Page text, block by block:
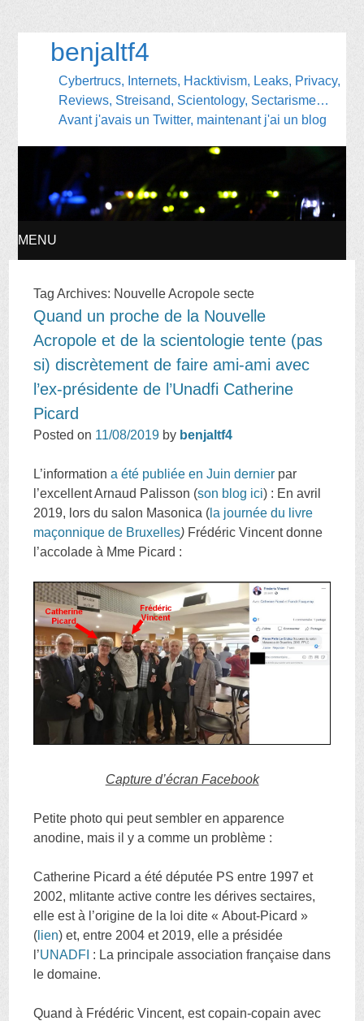
benjaltf4
Cybertrucs, Internets, Hacktivism, Leaks, Privacy,
Reviews, Streisand, Scientology, Sectarisme…
Avant j'avais un Twitter, maintenant j'ai un blog
MENU
TO
CONTENT
Tag Archives: Nouvelle Acropole secte
Quand un proche de la Nouvelle
Acropole et de la scientologie tente (pas
si) discrètement de faire ami-ami avec
l’ex-présidente de l’Unadfi Catherine
Picard
Posted on 11/08/2019 by benjaltf4
L’informationa été publiée en Juin dernier par
l’excellent Arnaud Palisson (son blog ici) : En avril
2019, lors du salon Masonica ( la journée du livre
maçonnique de Bruxelles) Frédéric Vincent donne
l’accolade à Mme Picard :
Capture d’écran Facebook
Petite photo qui peut sembler en apparence
anodine, mais il y a comme un problème :
Catherine Picard a été députée PS entre 1997 et
2002, mlitante active contre les dérives sectaires,
elle est à l’origine de la loi dite « About-Picard »
( lien) et, entre 2004 et 2019, elle a présidée
l’UNADFI : La principale association française dans
le domaine.
Quand à Frédéric Vincent, est copain-copain avec